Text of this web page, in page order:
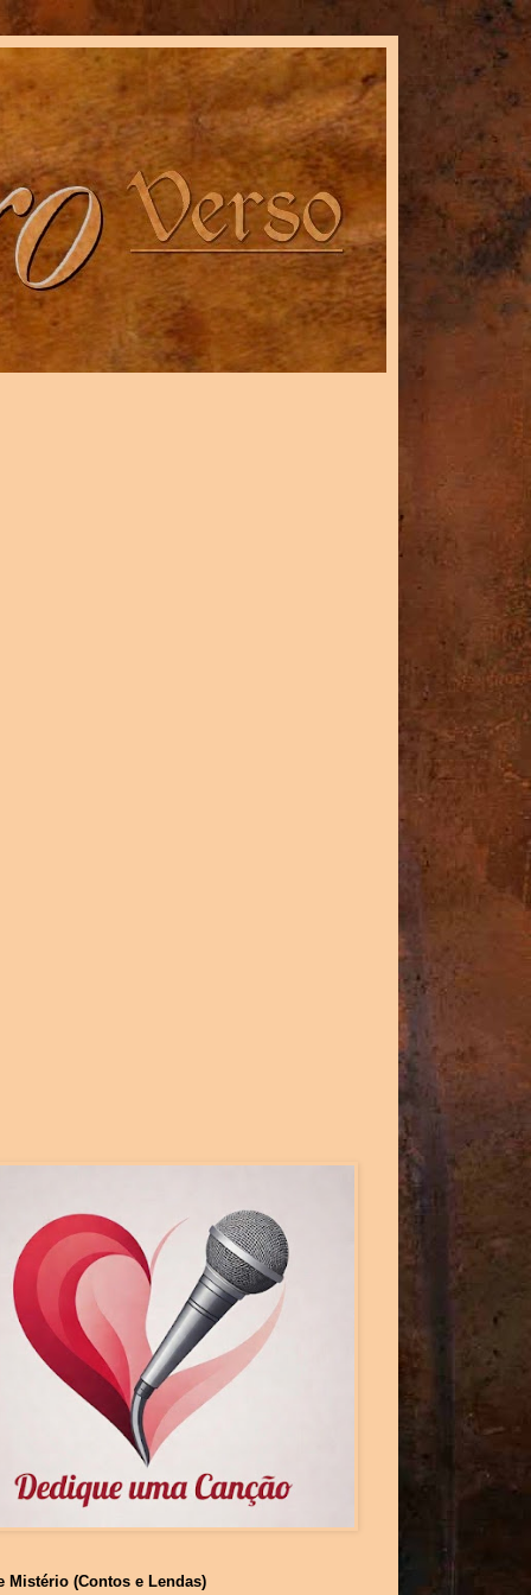
Mistério (Contos e Lendas)